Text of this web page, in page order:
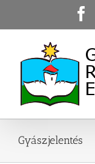
Gyászjelentés